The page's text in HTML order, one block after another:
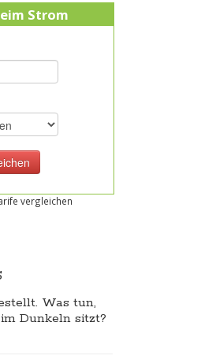
Strom
vergleichen
Was tun,
Dunkeln sitzt?